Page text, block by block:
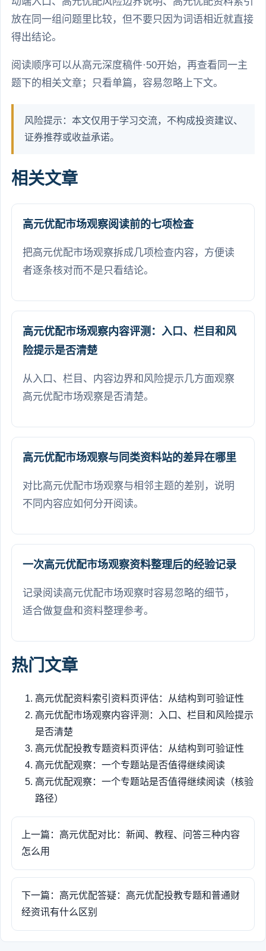
放在同一组问题里比较，但不要只因为词语相近就直接
得出结论。
阅读顺序可以从高元深度稿件·50开始，再查看同一主
题下的相关文章；只看单篇，容易忽略上下文。
风险提示：本文仅用于学习交流，不构成投资建议、
证券推荐或收益承诺。
相关文章
高元优配市场观察阅读前的七项检查
把高元优配市场观察拆成几项检查内容，方便读
者逐条核对而不是只看结论。
高元优配市场观察内容评测：入口、栏目和风
险提示是否清楚
从入口、栏目、内容边界和风险提示几方面观察
高元优配市场观察是否清楚。
高元优配市场观察与同类资料站的差异在哪里
对比高元优配市场观察与相邻主题的差别，说明
不同内容应如何分开阅读。
一次高元优配市场观察资料整理后的经验记录
记录阅读高元优配市场观察时容易忽略的细节，
适合做复盘和资料整理参考。
热门文章
高元优配资料索引资料页评估：从结构到可验证性
高元优配市场观察内容评测：入口、栏目和风险提示
是否清楚
高元优配投教专题资料页评估：从结构到可验证性
高元优配观察：一个专题站是否值得继续阅读
高元优配观察：一个专题站是否值得继续阅读（核验
路径）
上一篇：高元优配对比：新闻、教程、问答三种内容
怎么用
下一篇：高元优配答疑：高元优配投教专题和普通财
经资讯有什么区别